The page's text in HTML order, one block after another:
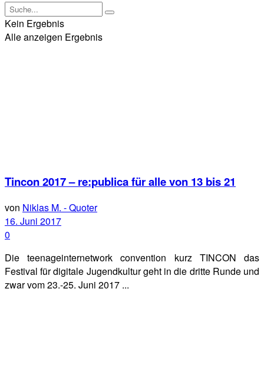
Kein Ergebnis
Alle anzeigen Ergebnis
Tincon 2017 – re:publica für alle von 13 bis 21
von Niklas M. - Quoter
16. Juni 2017
0
Die teenageinternetwork convention kurz TINCON das
Festival für digitale Jugendkultur geht in die dritte Runde und
zwar vom 23.-25. Juni 2017 ...